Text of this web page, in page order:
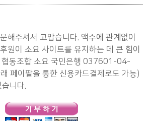
해주셔서 고맙습니다. 액수에 관계없이
원이 소요 사이트를 유지하는 데 큰 힘이
협동조합 소요 국민은행 037601-04-
페이팔을 통한 신용카드결제로도 가능)
니다.